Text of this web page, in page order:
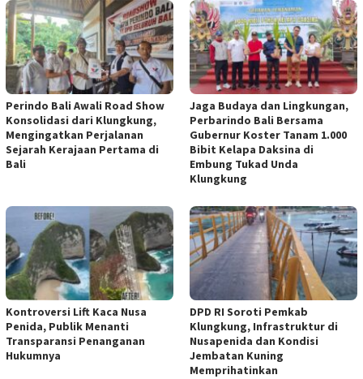
Perindo Bali Awali Road Show
Konsolidasi dari Klungkung,
Mengingatkan Perjalanan
Sejarah Kerajaan Pertama di
Bali
Jaga Budaya dan Lingkungan,
Perbarindo Bali Bersama
Gubernur Koster Tanam 1.000
Bibit Kelapa Daksina di
Embung Tukad Unda
Klungkung
Kontroversi Lift Kaca Nusa
Penida, Publik Menanti
Transparansi Penanganan
Hukumnya
DPD RI Soroti Pemkab
Klungkung, Infrastruktur di
Nusapenida dan Kondisi
Jembatan Kuning
Memprihatinkan